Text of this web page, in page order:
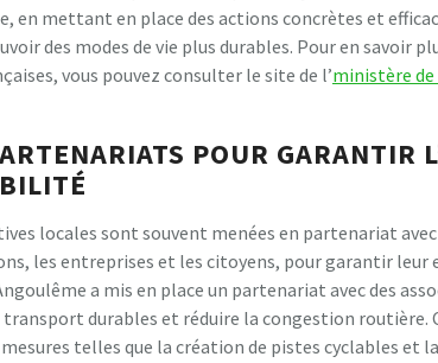
en mettant en place des actions concrètes et
des modes de vie plus durables. Pour en savoir
vous pouvez consulter le site de l’ministère
POUR GARANTIR
locales sont souvent menées en partenariat
les entreprises et les citoyens, pour garantir leur
a mis en place un partenariat avec des
transport durables et réduire la congestion
mesures telles que la création de pistes cyclables et